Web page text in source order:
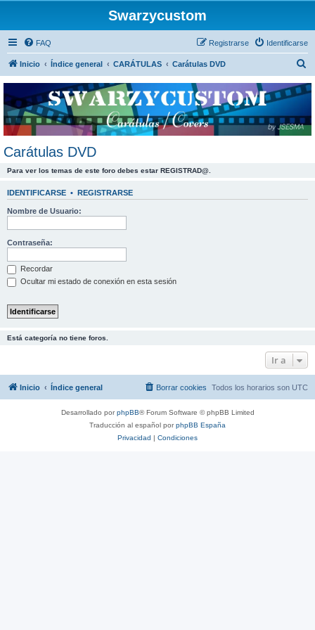
Swarzycustom
FAQ Identificarse
Registrarse
Inicio Índice general CARÁTULAS Carátulas DVD
c
Carátulas DVD
Para ver los temas de este foro debes estar REGISTRAD@.
IDENTIFICARSE • REGISTRARSE
Nombre de Usuario:
Contraseña:
Recordar
Ocultar mi estado de conexión en esta sesión
Está categoría no tiene foros.
Ir a
Inicio Índice general Todos los horarios son UTC
Borrar cookies
Desarrollado porphpBB® Forum Software © phpBB Limited
Traducción al español porphpBB España
Privacidad | Condiciones